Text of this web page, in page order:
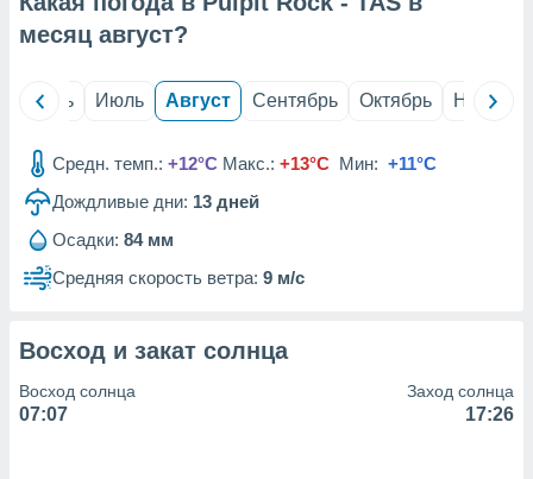
из
данных
месяц август?
Июнь Июль Август Сентябрь Октябрь Ноябрь
Средн. темп.: +12°C Макс.: +13°C Мин: +11°C
Дождливые дни: 13 дней
Осадки: 84 мм
Средняя скорость ветра: 9 м/с
Восход и закат солнца
Восход солнца
07:07
Заход солнца
17:26